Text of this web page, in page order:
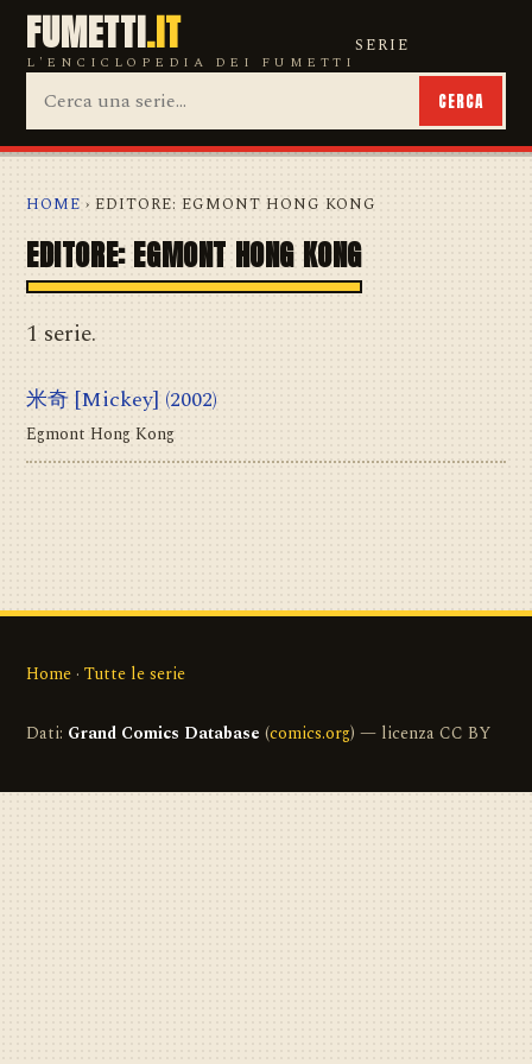
FUMETTI.IT
L'ENCICLOPEDIA DEI FUMETTI
SERIE
CERCA
HOME › EDITORE: EGMONT HONG KONG
EDITORE: EGMONT HONG KONG
1 serie.
米奇 [Mickey] (2002)
Egmont Hong Kong
Home · Tutte le serie
Dati: Grand Comics Database (comics.org) — licenza CC BY